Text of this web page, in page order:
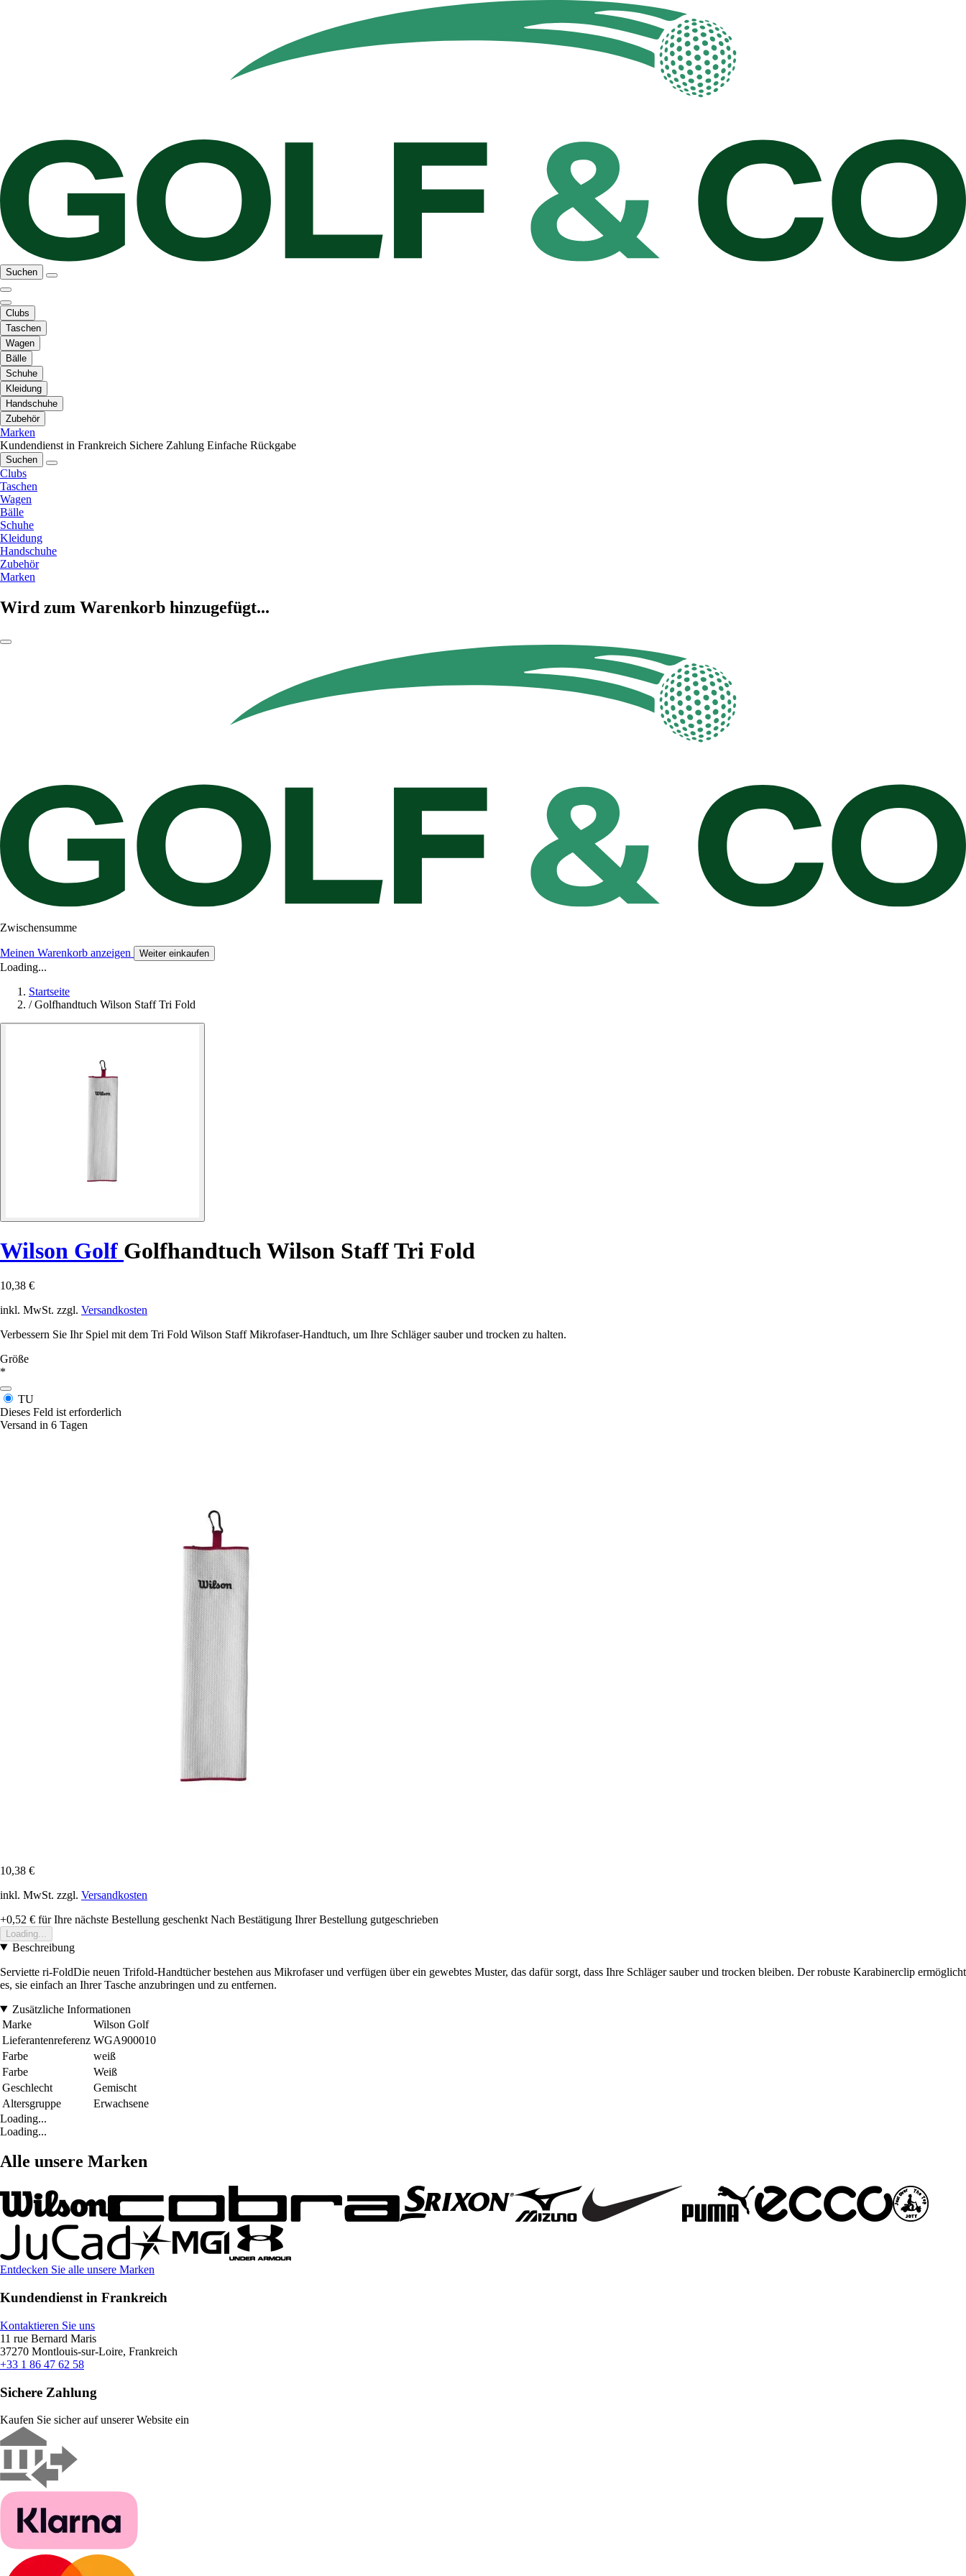
Suchen
Clubs
Taschen
Wagen
Bälle
Schuhe
Kleidung
Handschuhe
Zubehör
Marken
Kundendienst in Frankreich Sichere Zahlung Einfache Rückgabe
Suchen
Clubs
Taschen
Wagen
Bälle
Schuhe
Kleidung
Handschuhe
Zubehör
Marken
Wird zum Warenkorb hinzugefügt...
Zwischensumme
Meinen Warenkorb anzeigen Weiter einkaufen
Loading...
Startseite
/ Golfhandtuch Wilson Staff Tri Fold
Wilson Golf Golfhandtuch Wilson Staff Tri Fold
10,38 €
inkl. MwSt. zzgl. Versandkosten
Verbessern Sie Ihr Spiel mit dem Tri Fold Wilson Staff Mikrofaser-Handtuch, um Ihre Schläger sauber und trocken zu halten.
Größe
*
TU
Dieses Feld ist erforderlich
Versand in 6 Tagen
10,38 €
inkl. MwSt. zzgl. Versandkosten
+0,52 € für Ihre nächste Bestellung geschenkt Nach Bestätigung Ihrer Bestellung gutgeschrieben
Loading...
Beschreibung
Serviette ri-FoldDie neuen Trifold-Handtücher bestehen aus Mikrofaser und verfügen über ein gewebtes Muster, das dafür sorgt, dass Ihre Schläger sauber und trocken bleiben. Der robuste Karabinerclip ermöglicht
es, sie einfach an Ihrer Tasche anzubringen und zu entfernen.
Zusätzliche Informationen
Marke
Wilson Golf
Lieferantenreferenz WGA900010
Farbe
weiß
Farbe
Weiß
Geschlecht
Gemischt
Altersgruppe
Erwachsene
Loading...
Loading...
Alle unsere Marken
Entdecken Sie alle unsere Marken
Kundendienst in Frankreich
Kontaktieren Sie uns
11 rue Bernard Maris
37270 Montlouis-sur-Loire, Frankreich
+33 1 86 47 62 58
Sichere Zahlung
Kaufen Sie sicher auf unserer Website ein